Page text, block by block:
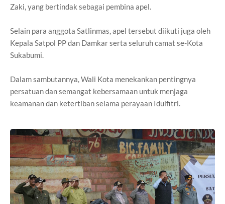
Zaki, yang bertindak sebagai pembina apel.
Selain para anggota Satlinmas, apel tersebut diikuti juga oleh
Kepala Satpol PP dan Damkar serta seluruh camat se-Kota
Sukabumi.
Dalam sambutannya, Wali Kota menekankan pentingnya
persatuan dan semangat kebersamaan untuk menjaga
keamanan dan ketertiban selama perayaan Idulfitri.